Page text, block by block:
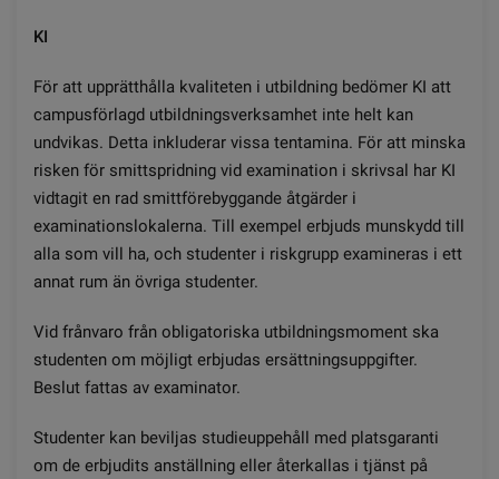
KI
För att upprätthålla kvaliteten i utbildning bedömer KI att
campusförlagd utbildningsverksamhet inte helt kan
undvikas. Detta inkluderar vissa tentamina. För att minska
risken för smittspridning vid examination i skrivsal har KI
vidtagit en rad smittförebyggande åtgärder i
examinationslokalerna. Till exempel erbjuds munskydd till
alla som vill ha, och studenter i riskgrupp examineras i ett
annat rum än övriga studenter.
Vid frånvaro från obligatoriska utbildningsmoment ska
studenten om möjligt erbjudas ersättningsuppgifter.
Beslut fattas av examinator.
Studenter kan beviljas studieuppehåll med platsgaranti
om de erbjudits anställning eller återkallas i tjänst på